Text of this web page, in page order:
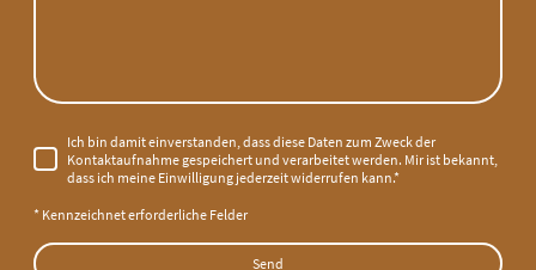
Ich bin damit einverstanden, dass diese Daten zum Zweck der
Kontaktaufnahme gespeichert und verarbeitet werden. Mir ist bekannt,
dass ich meine Einwilligung jederzeit widerrufen kann.*
* Kennzeichnet erforderliche Felder
Send